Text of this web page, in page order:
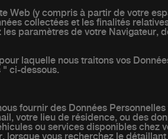
Web (y compris à partir de votre
collectées et les finalités
paramètres de votre Navigateur,
laquelle nous traitons vos
" ci-dessous.
fournir des Données
votre lieu de résidence, ou des
ou services disponibles chez
lorsque vous recherchez le